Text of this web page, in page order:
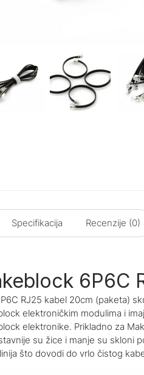
Specifikacija Recenzije (0)
6P6C
RJ25 kabel 20cm (paketa)
elektroničkim modulima i
elektronike. Prikladno za
su žice i manje su skloni
što dovodi do vrlo čistog